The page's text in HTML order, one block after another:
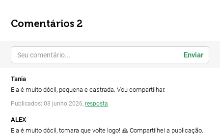
Comentários 2
Enviar
Tania
Ela é muito dócil, pequena e castrada. Vou compartilhar.
Publicados: 03 junho 2026, resposta
ALEX
Ela é muito dócil, tomara que volte logo! 🙏 Compartilhei a publicação.